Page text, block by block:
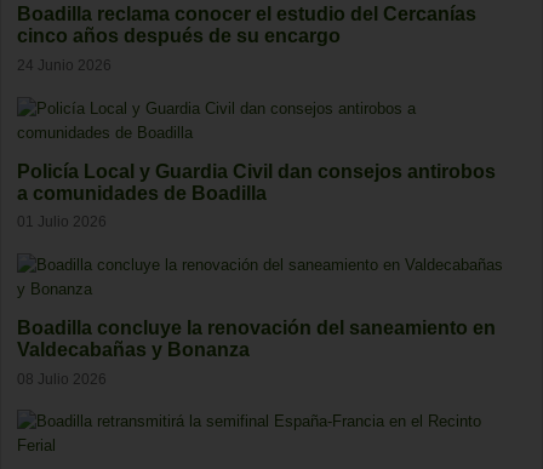
Boadilla reclama conocer el estudio del Cercanías
cinco años después de su encargo
24 Junio 2026
Policía Local y Guardia Civil dan consejos antirobos
a comunidades de Boadilla
01 Julio 2026
Boadilla concluye la renovación del saneamiento en
Valdecabañas y Bonanza
08 Julio 2026